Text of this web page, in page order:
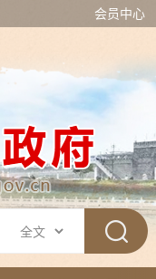
会员中心